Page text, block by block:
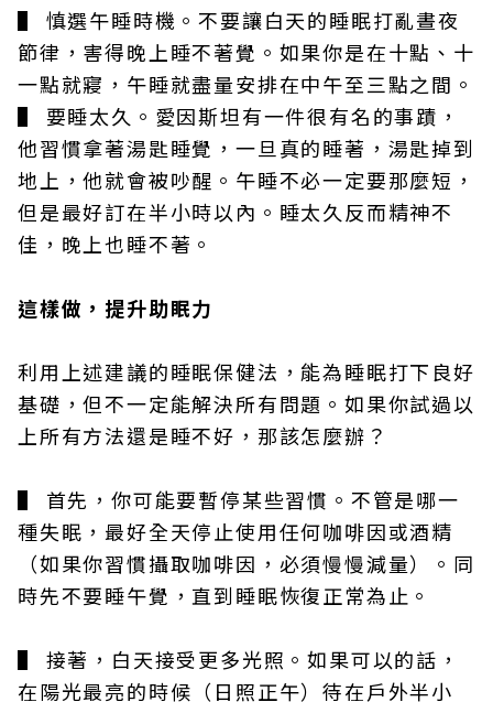
▌ 慎選午睡時機。不要讓白天的睡眠打亂晝夜
節律，害得晚上睡不著覺。如果你是在十點、十
一點就寢，午睡就盡量安排在中午至三點之間。
▌ 要睡太久。愛因斯坦有一件很有名的事蹟，
他習慣拿著湯匙睡覺，一旦真的睡著，湯匙掉到
地上，他就會被吵醒。午睡不必一定要那麼短，
但是最好訂在半小時以內。睡太久反而精神不
佳，晚上也睡不著。
這樣做，提升助眠力
利用上述建議的睡眠保健法，能為睡眠打下良好
基礎，但不一定能解決所有問題。如果你試過以
上所有方法還是睡不好，那該怎麼辦？
▌ 首先，你可能要暫停某些習慣。不管是哪一
種失眠，最好全天停止使用任何咖啡因或酒精
（如果你習慣攝取咖啡因，必須慢慢減量）。同
時先不要睡午覺，直到睡眠恢復正常為止。
▌ 接著，白天接受更多光照。如果可以的話，
在陽光最亮的時候（日照正午）待在戶外半小